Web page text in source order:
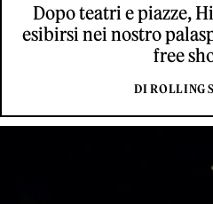
Dopo teatri e piazze,
esibirsi nei nostro
free
DI ROLLING